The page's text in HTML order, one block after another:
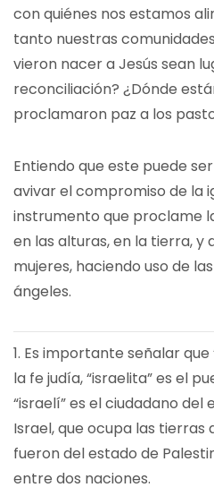
con quiénes nos estamos
tanto nuestras
vieron nacer a Jesús sean
reconciliación? ¿Dónde
proclamaron paz a los
Entiendo que este puede
avivar el compromiso de la
instrumento que proclame
en las alturas, en la tierra, y
mujeres, haciendo uso de
ángeles.
1. Es importante señalar
la fe judía, “israelita” es el
“israelí” es el ciudadano del
Israel, que ocupa las tierras
fueron del estado de
entre dos naciones.